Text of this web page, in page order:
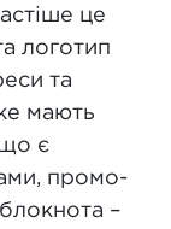
це
логотип
та
мають
є
промо-
–